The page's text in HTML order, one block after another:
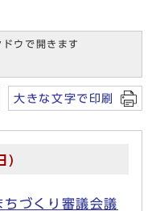
ウで開きます
大きな文字で印刷
)
づくり審議会議